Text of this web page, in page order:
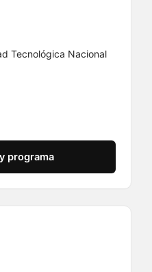
Tecnológica Nacional
programa